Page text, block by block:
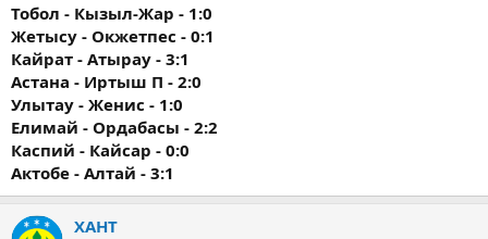
Тобол - Кызыл-Жар - 1:0
Жетысу - Окжетпес - 0:1
Кайрат - Атырау - 3:1
Астана - Иртыш П - 2:0
Улытау - Женис - 1:0
Елимай - Ордабасы - 2:2
Каспий - Кайсар - 0:0
Актобе - Алтай - 3:1
ХАНТ